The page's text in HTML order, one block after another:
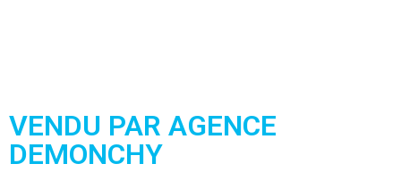
VENDU PAR AGENCE
DEMONCHY